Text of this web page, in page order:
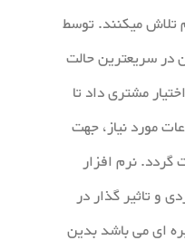
تلاش میکنند. توسط
در سریعترین حالت
مشتری داد تا
مورد نیاز، جهت
گردد. نرم افزار
و تاثیر گذار در
ای می باشد بدین